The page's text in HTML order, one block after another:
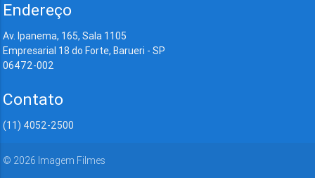
Endereço
Av. Ipanema, 165, Sala 1105
Empresarial 18 do Forte, Barueri - SP
06472-002
Contato
(11) 4052-2500
© 2026 Imagem Filmes